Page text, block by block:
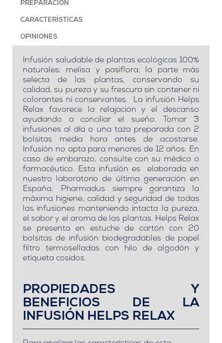
PREPARACIÓN
CARACTERÍSTICAS
OPINIONES
Infusión saludable de plantas ecológicas 100%
naturales: melisa y pasiflora; la parte más
selecta de las plantas, conservando su
calidad, su pureza y su frescura sin contener ni
colorantes ni conservantes. La infusión Helps
Relax favorece la relajación y el descanso
ayudando a conciliar el sueño. Tomar 3
infusiones al día o una taza preparada con 2
bolsitas media hora antes de acostarse.
Infusión no apta para menores de 12 años. En
caso de embarazo, consulte con su médico o
farmacéutico. Esta infusión es elaborada en
nuestro laboratorio de última generación en
España. Pharmadus siempre garantiza la
máxima higiene, calidad y seguridad de todas
las infusiones manteniendo intacta la pureza,
el sabor y el aroma de las plantas. Helps Relax
se presenta en estuche de cartón con 20
bolsitas de infusión biodegradables de papel
filtro termoselladas con hilo de algodón y
etiqueta cosidos.
PROPIEDADES Y
BENEFICIOS DE LA
INFUSIÓN HELPS RELAX